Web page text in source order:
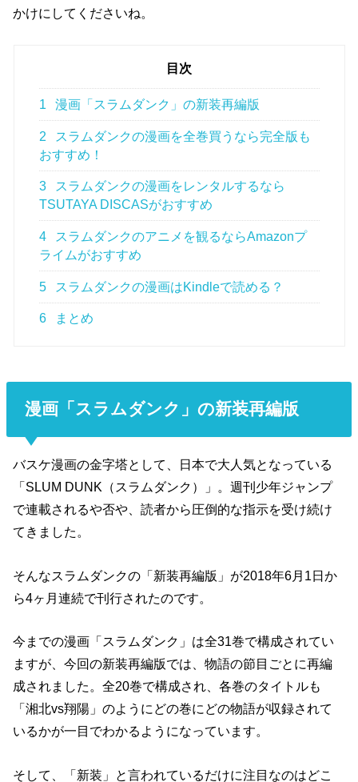
かけにしてくださいね。
目次
1 漫画「スラムダンク」の新装再編版
2
スラムダンクの漫画を全巻買うなら完全版も
おすすめ！
3
スラムダンクの漫画をレンタルするなら
TSUTAYA DISCASがおすすめ
4
スラムダンクのアニメを観るならAmazonプ
ライムがおすすめ
5 スラムダンクの漫画はKindleで読める？
6 まとめ
漫画「スラムダンク」の新装再編版
バスケ漫画の金字塔として、日本で大人気となっている
「SLUM DUNK（スラムダンク）」。週刊少年ジャンプ
で連載されるや否や、読者から圧倒的な指示を受け続け
てきました。
そんなスラムダンクの「新装再編版」が2018年6月1日か
ら4ヶ月連続で刊行されたのです。
今までの漫画「スラムダンク」は全31巻で構成されてい
ますが、今回の新装再編版では、物語の節目ごとに再編
成されました。全20巻で構成され、各巻のタイトルも
「湘北vs翔陽」のようにどの巻にどの物語が収録されて
いるかが一目でわかるようになっています。
そして、「新装」と言われているだけに注目なのはどこ